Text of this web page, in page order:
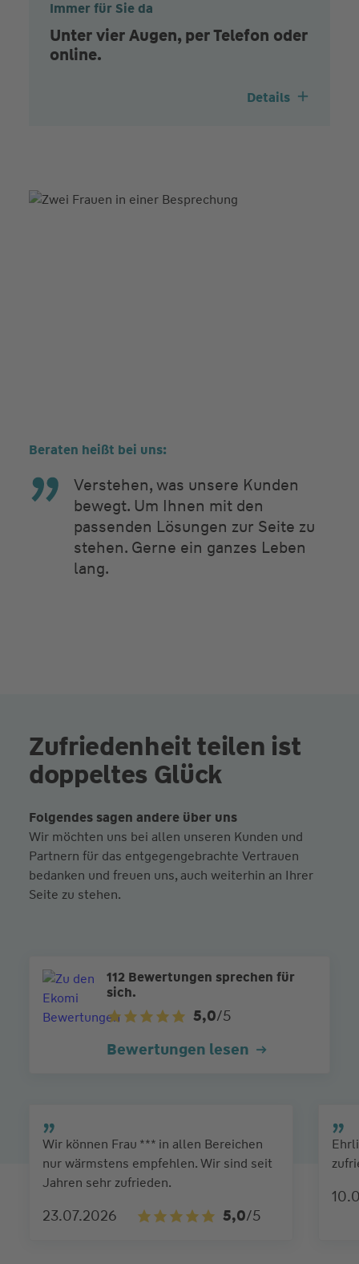
Immer für Sie da
Unter vier Augen, per Telefon oder
online.
Details
Beraten heißt bei uns:
Verstehen, was unsere Kunden
bewegt. Um Ihnen mit den
passenden Lösungen zur Seite zu
stehen. Gerne ein ganzes Leben
lang.
Zufriedenheit teilen ist
doppeltes Glück
Folgendes sagen andere über uns
Wir möchten uns bei allen unseren Kunden und
Partnern für das entgegengebrachte Vertrauen
bedanken und freuen uns, auch weiterhin an Ihrer
Seite zu stehen.
112 Bewertungen sprechen für
sich.
5,0/5
Bewertungen lesen
Wir können Frau *** in allen Bereichen
nur wärmstens empfehlen. Wir sind seit
Jahren sehr zufrieden.
23.07.2026 5,0/5